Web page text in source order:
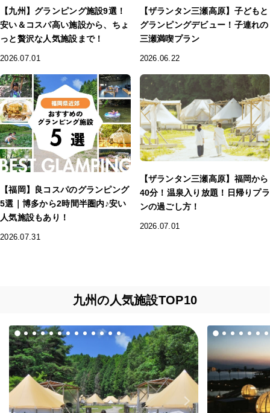
【九州】グランピング施設9選！
安い＆コスパ高い施設から、ちょ
っと贅沢な人気施設まで！
2026.07.01
【ザランタン三瀬高原】子どもと
グランピングデビュー！子連れの
三瀬満喫プラン
2026.06.22
【福岡】良コスパのグランピング
5選｜博多から2時間半圏内♪安い
人気施設もあり！
2026.07.31
【ザランタン三瀬高原】福岡から
40分！温泉入り放題！日帰りプラ
ンの過ごし方！
2026.07.01
九州の人気施設TOP10